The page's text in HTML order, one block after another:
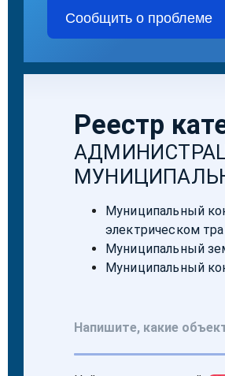
Сообщить о проблеме